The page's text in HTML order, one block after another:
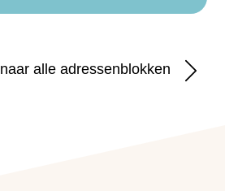
naar alle adressenblokken